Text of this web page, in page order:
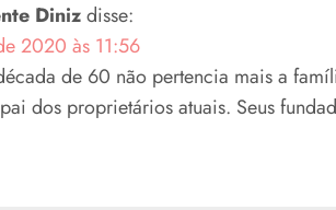
Diniz disse:
2020 às 11:56
de 60 não pertencia mais a
dos proprietários atuais. Seus